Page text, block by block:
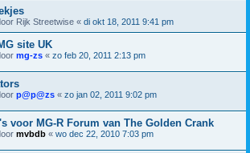
Rijk Streetwise « di okt 18, 2011 9:41 pm
site UK
mg-zs « zo feb 20, 2011 2:13 pm
p@p@zs « zo jan 02, 2011 9:02 pm
voor MG-R Forum van The Golden Crank
mvbdb « wo dec 22, 2010 7:03 pm